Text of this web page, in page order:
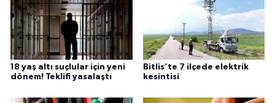
18 yaş altı suçlular için yeni
dönem! Teklifi yasalaştı
Bitlis’te 7 ilçede elektrik
kesintisi